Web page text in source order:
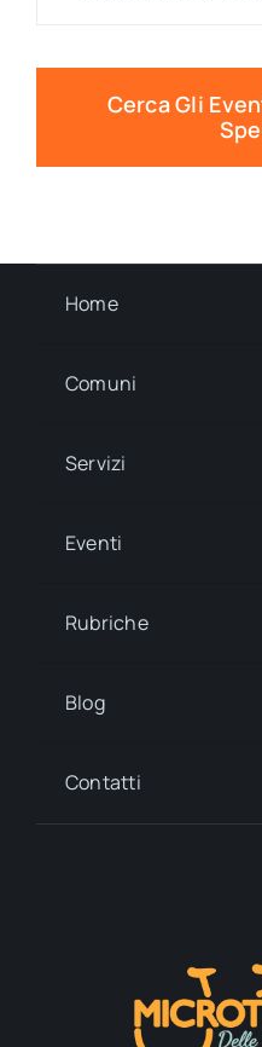
Cerca Gli
Home
Comuni
Servizi
Eventi
Rubriche
Blog
Contatti